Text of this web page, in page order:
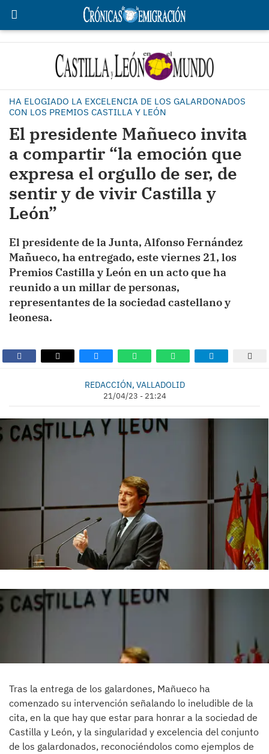
HA ELOGIADO LA EXCELENCIA DE LOS GALARDONADOS
CON LOS PREMIOS CASTILLA Y LEÓN
El presidente Mañueco invita
a compartir “la emoción que
expresa el orgullo de ser, de
sentir y de vivir Castilla y
León”
El presidente de la Junta, Alfonso Fernández
Mañueco, ha entregado, este viernes 21, los
Premios Castilla y León en un acto que ha
reunido a un millar de personas,
representantes de la sociedad castellano y
leonesa.
REDACCIÓN, VALLADOLID
21/04/23 - 21:24
Tras la entrega de los galardones, Mañueco ha
comenzado su intervención señalando lo ineludible de la
cita, en la que hay que estar para honrar a la sociedad de
Castilla y León, y la singularidad y excelencia del conjunto
de los galardonados, reconociéndolos como ejemplos de